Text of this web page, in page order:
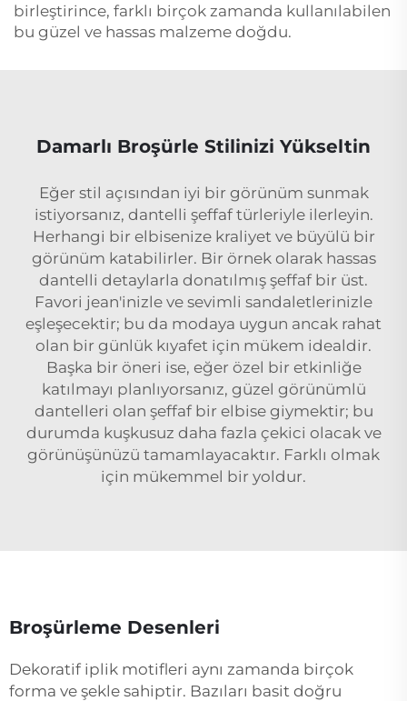
birleştirince, farklı birçok zamanda kullanılabilen
bu güzel ve hassas malzeme doğdu.
Damarlı Broşürle Stilinizi Yükseltin
Eğer stil açısından iyi bir görünüm sunmak
istiyorsanız, dantelli şeffaf türleriyle ilerleyin.
Herhangi bir elbisenize kraliyet ve büyülü bir
görünüm katabilirler. Bir örnek olarak hassas
dantelli detaylarla donatılmış şeffaf bir üst.
Favori jean'inizle ve sevimli sandaletlerinizle
eşleşecektir; bu da modaya uygun ancak rahat
olan bir günlük kıyafet için mükem idealdir.
Başka bir öneri ise, eğer özel bir etkinliğe
katılmayı planlıyorsanız, güzel görünümlü
dantelleri olan şeffaf bir elbise giymektir; bu
durumda kuşkusuz daha fazla çekici olacak ve
görünüşünüzü tamamlayacaktır. Farklı olmak
için mükemmel bir yoldur.
Broşürleme Desenleri
Dekoratif iplik motifleri aynı zamanda birçok
forma ve şekle sahiptir. Bazıları basit doğru